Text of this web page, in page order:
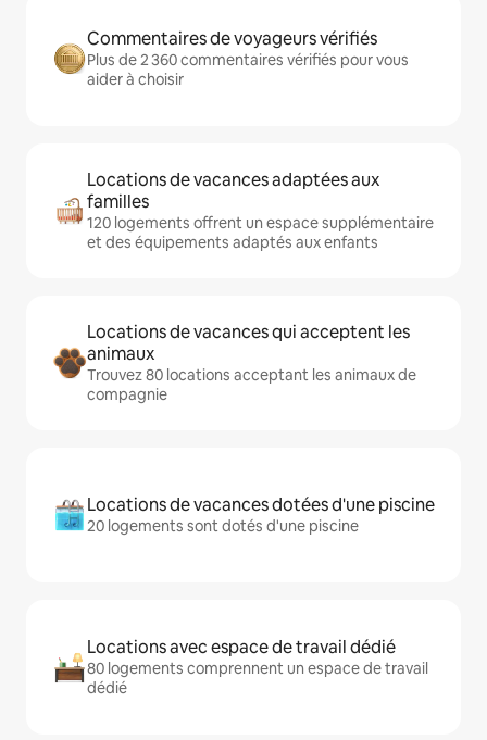
Commentaires de voyageurs vérifiés
Plus de 2 360 commentaires vérifiés pour vous
aider à choisir
Locations de vacances adaptées aux
familles
120 logements offrent un espace supplémentaire
et des équipements adaptés aux enfants
Locations de vacances qui acceptent les
animaux
Trouvez 80 locations acceptant les animaux de
compagnie
Locations de vacances dotées d'une piscine
20 logements sont dotés d'une piscine
Locations avec espace de travail dédié
80 logements comprennent un espace de travail
dédié